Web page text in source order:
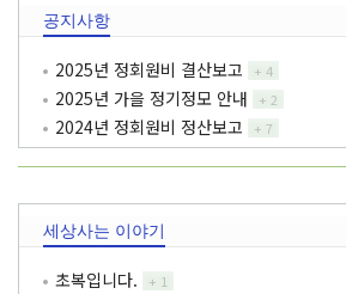
공지사항
2025년 정회원비 결산보고 + 4
2025년 가을 정기정모 안내
+ 2
2024년 정회원비 정산보고
+ 7
세상사는 이야기
초복입니다. + 1